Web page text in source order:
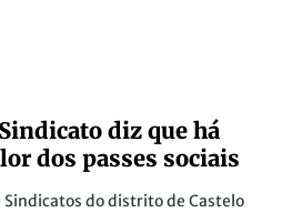
diz que há
dos passes sociais
do distrito de Castelo